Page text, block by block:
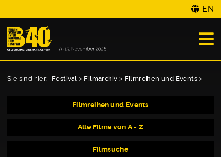
EN
Sie sind hier: Festival > Filmarchiv > Filmreihen und Events >
Filmreihen und Events
Alle Filme von A - Z
Filmsuche